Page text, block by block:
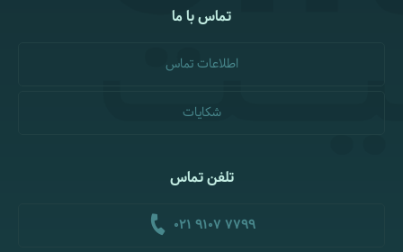
تماس با ما
اطلاعات تماس
شکایات
تلفن تماس
021 9107 7799